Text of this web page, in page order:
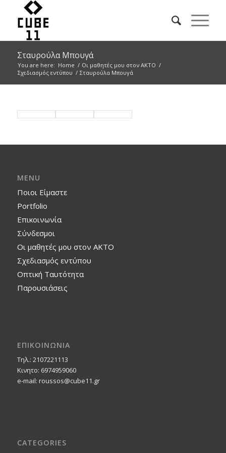
Σταυρούλα Μπουγά
You are here: Home / Οι μαθητές μου στον ΑΚΤΟ /
Σχεδιασμός εντύπου / Σταυρούλα Μπουγά
MENU
Ποιοι Είμαστε
Portfolio
Επικοινωνία
Σύνδεσμοι
Οι μαθητές μου στον ΑΚΤΟ
Σχεδιασμός εντύπου
Οπτική Ταυτότητα
Παρουσιάσεις
ΕΠΙΚΟΙΝΩΝΙΑ
Τηλ.: 2107221113
Κινητο: 6974959060
e-mail: roussos@cube11.gr
CATEGORIES